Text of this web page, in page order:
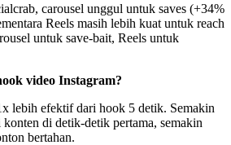
carousel unggul untuk saves (+34%
Reels masih lebih kuat untuk reach
untuk save-bait, Reels untuk
video Instagram?
lebih efektif dari hook 5 detik. Semakin
di detik-detik pertama, semakin
bertahan.